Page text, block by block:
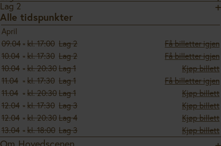
Lag 2
Alle tidspunkter
April
09.04-kl. 17:00 Lag 2
Få billetter igjen
10.04 -kl. 17:30 Lag 2
Få billetter igjen
10.04 -kl. 20:30Lag 1
Kjøp billett
11.04 -kl. 17:30 Lag 1
Få billetter igjen
11.04 -kl. 20:30Lag 1
Kjøp billett
12.04 -kl. 17:30 Lag 3
Kjøp billett
12.04 -kl. 20:30Lag 4
Kjøp billett
13.04 -kl. 18:00 Lag 3 Kjøp billett